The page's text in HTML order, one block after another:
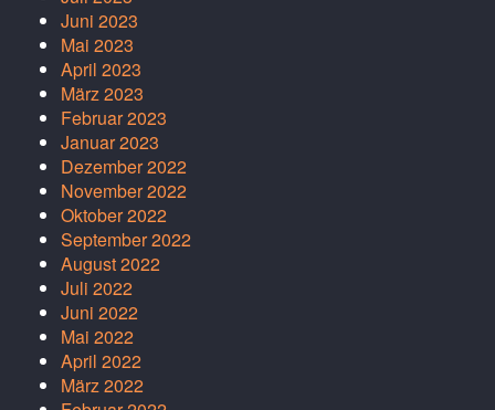
Juni 2023
Mai 2023
April 2023
März 2023
Februar 2023
Januar 2023
Dezember 2022
November 2022
Oktober 2022
September 2022
August 2022
Juli 2022
Juni 2022
Mai 2022
April 2022
März 2022